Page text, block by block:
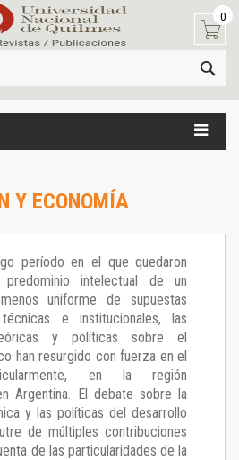
0
Y ECONOMÍA
período en el que quedaron
intelectual de un
uniforme de supuestas
e institucionales, las
y políticas sobre el
han resurgido con fuerza en el
en la región
Argentina. El debate sobre la
y las políticas del desarrollo
de múltiples contribuciones
de las particularidades de la